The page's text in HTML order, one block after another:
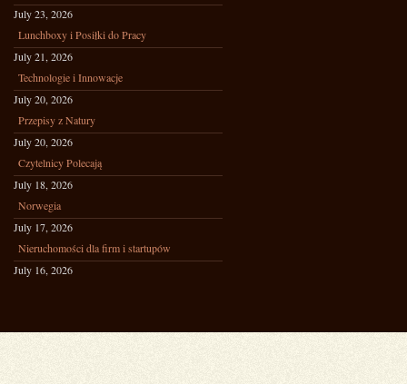
July 23, 2026
Lunchboxy i Posiłki do Pracy
July 21, 2026
Technologie i Innowacje
July 20, 2026
Przepisy z Natury
July 20, 2026
Czytelnicy Polecają
July 18, 2026
Norwegia
July 17, 2026
Nieruchomości dla firm i startupów
July 16, 2026